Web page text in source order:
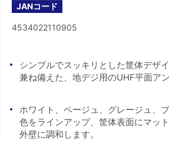
JANコード
4534022110905
シンプルでスッキリとした筐体デザ
兼ね備えた、地デジ用のUHF平面アン
ホワイト、ベージュ、グレージュ、
色をラインアップ、筐体表面にマッ
外壁に調和します。